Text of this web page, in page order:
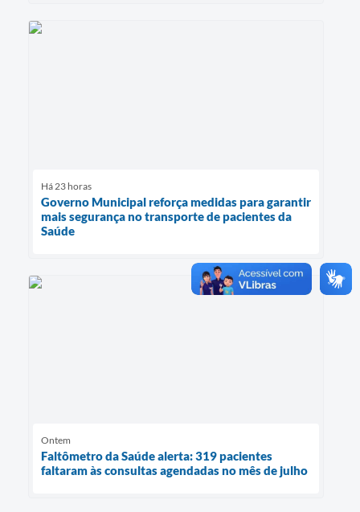
Há 23 horas
Governo Municipal reforça medidas para garantir
mais segurança no transporte de pacientes da
Saúde
Ontem
Faltômetro da Saúde alerta: 319 pacientes
faltaram às consultas agendadas no mês de julho